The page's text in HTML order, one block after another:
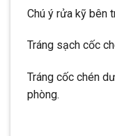
Chú ý rửa kỹ bên
Tráng sạch cốc
Tráng cốc chén
phòng.